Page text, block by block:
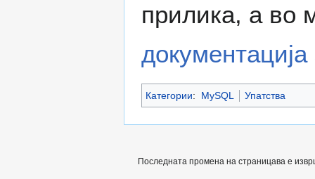
прилика, а во
Категории: MySQL Упатства
Последната промена на страницава е